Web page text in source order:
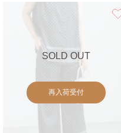
SOLD OUT
再入荷受付